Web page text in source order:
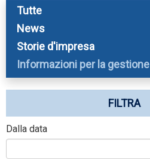
Tutte
News
Storie d'impresa
Informazioni per la gestione
FILTRA
Dalla data